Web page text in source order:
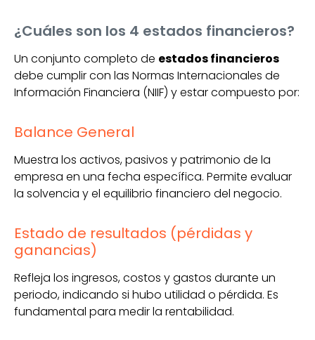
¿Cuáles son los 4 estados financieros?
Un conjunto completo de estados financieros
debe cumplir con las Normas Internacionales de
Información Financiera (NIIF) y estar compuesto por:
Balance General
Muestra los activos, pasivos y patrimonio de la
empresa en una fecha específica. Permite evaluar
la solvencia y el equilibrio financiero del negocio.
Estado de resultados (pérdidas y
ganancias)
Refleja los ingresos, costos y gastos durante un
periodo, indicando si hubo utilidad o pérdida. Es
fundamental para medir la rentabilidad.